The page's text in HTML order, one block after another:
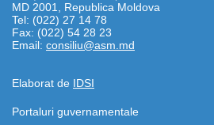
MD 2001, Republica Moldova
Tel: (022) 27 14 78
Fax: (022) 54 28 23
Email: consiliu@asm.md
Elaborat de IDSI
Portaluri guvernamentale